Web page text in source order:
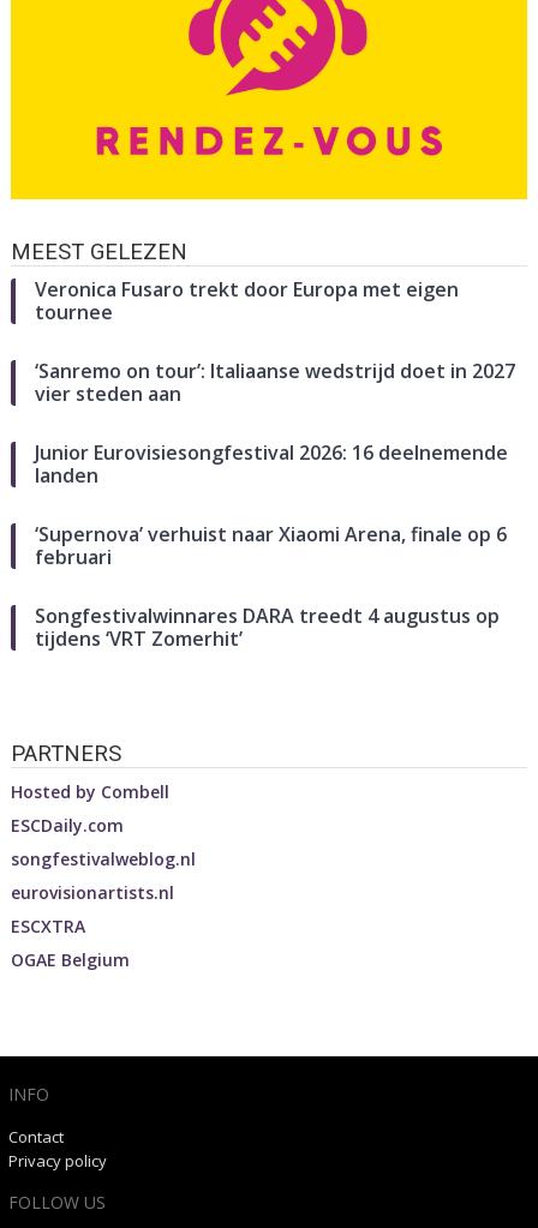
MEEST GELEZEN
Veronica Fusaro trekt door Europa met eigen
tournee
‘Sanremo on tour’: Italiaanse wedstrijd doet in 2027
vier steden aan
Junior Eurovisiesongfestival 2026: 16 deelnemende
landen
‘Supernova’ verhuist naar Xiaomi Arena, finale op 6
februari
Songfestivalwinnares DARA treedt 4 augustus op
tijdens ‘VRT Zomerhit’
PARTNERS
Hosted by Combell
ESCDaily.com
songfestivalweblog.nl
eurovisionartists.nl
ESCXTRA
OGAE Belgium
INFO
Contact
Privacy policy
FOLLOW US